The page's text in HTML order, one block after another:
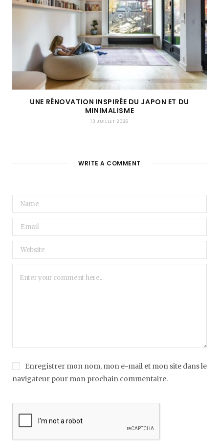
UNE RÉNOVATION INSPIRÉE DU JAPON ET DU
MINIMALISME
13 JUILLET 2026
WRITE A COMMENT
Enregistrer mon nom, mon e-mail et mon site dans le
navigateur pour mon prochain commentaire.